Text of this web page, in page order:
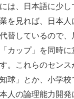
は、日本語に少し
を見れば、日本
替しているので
カップ」を同時
。これらのセン
球」とか、小学
人の論理能力開